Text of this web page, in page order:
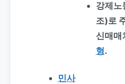
강제노
조)로
신매매
형.
민사